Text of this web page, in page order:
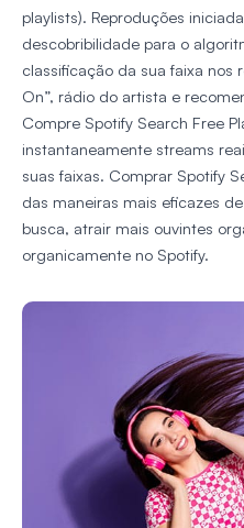
playlists). Reproduções
descobribilidade para o
classificação da sua faixa nos
On”, rádio do artista e
Compre Spotify Search Free
instantaneamente streams
suas faixas. Comprar Spotify
das maneiras mais eficazes
busca, atrair mais ouvintes
organicamente no Spotify.